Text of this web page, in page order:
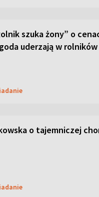
szuka żony” o
uderzają w rolników
o tajemniczej